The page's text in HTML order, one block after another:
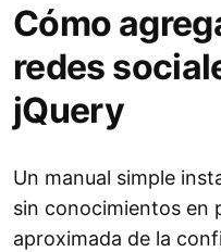
Cómo
redes
jQuery
Un manual simple
sin conocimientos en
aproximada de la